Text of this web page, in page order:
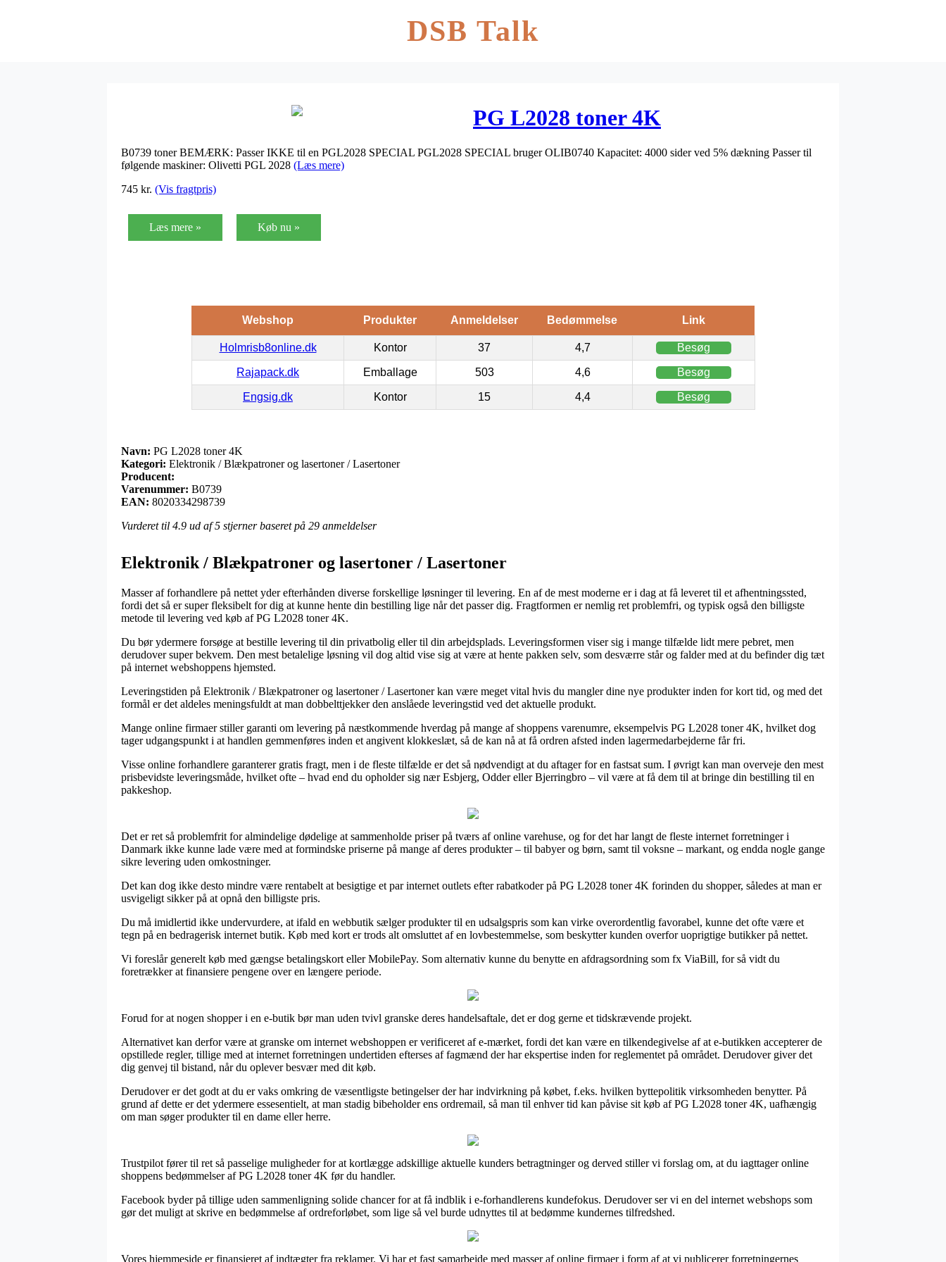
DSB Talk
PG L2028 toner 4K
B0739 toner BEMÆRK: Passer IKKE til en PGL2028 SPECIAL PGL2028 SPECIAL bruger OLIB0740 Kapacitet: 4000 sider ved 5% dækning Passer til
følgende maskiner: Olivetti PGL 2028 (Læs mere)
745 kr. (Vis fragtpris)
Læs mere » Køb nu »
Webshop Produkter Anmeldelser Bedømmelse Link
Holmrisb8online.dk Kontor 37 4,7 Besøg
Rajapack.dk Emballage 503 4,6 Besøg
Engsig.dk Kontor 15 4,4 Besøg
Navn: PG L2028 toner 4K
Kategori: Elektronik / Blækpatroner og lasertoner / Lasertoner
Producent:
Varenummer: B0739
EAN: 8020334298739
Vurderet til 4.9 ud af 5 stjerner baseret på 29 anmeldelser
Elektronik / Blækpatroner og lasertoner / Lasertoner
Masser af forhandlere på nettet yder efterhånden diverse forskellige løsninger til levering. En af de mest moderne er i dag at få leveret til et afhentningssted,
fordi det så er super fleksibelt for dig at kunne hente din bestilling lige når det passer dig. Fragtformen er nemlig ret problemfri, og typisk også den billigste
metode til levering ved køb af PG L2028 toner 4K.
Du bør ydermere forsøge at bestille levering til din privatbolig eller til din arbejdsplads. Leveringsformen viser sig i mange tilfælde lidt mere pebret, men
derudover super bekvem. Den mest betalelige løsning vil dog altid vise sig at være at hente pakken selv, som desværre står og falder med at du befinder dig tæt
på internet webshoppens hjemsted.
Leveringstiden på Elektronik / Blækpatroner og lasertoner / Lasertoner kan være meget vital hvis du mangler dine nye produkter inden for kort tid, og med det
formål er det aldeles meningsfuldt at man dobbelttjekker den anslåede leveringstid ved det aktuelle produkt.
Mange online firmaer stiller garanti om levering på næstkommende hverdag på mange af shoppens varenumre, eksempelvis PG L2028 toner 4K, hvilket dog
tager udgangspunkt i at handlen gemmenføres inden et angivent klokkeslæt, så de kan nå at få ordren afsted inden lagermedarbejderne får fri.
Visse online forhandlere garanterer gratis fragt, men i de fleste tilfælde er det så nødvendigt at du aftager for en fastsat sum. I øvrigt kan man overveje den mest
prisbevidste leveringsmåde, hvilket ofte – hvad end du opholder sig nær Esbjerg, Odder eller Bjerringbro – vil være at få dem til at bringe din bestilling til en
pakkeshop.
Det er ret så problemfrit for almindelige dødelige at sammenholde priser på tværs af online varehuse, og for det har langt de fleste internet forretninger i
Danmark ikke kunne lade være med at formindske priserne på mange af deres produkter – til babyer og børn, samt til voksne – markant, og endda nogle gange
sikre levering uden omkostninger.
Det kan dog ikke desto mindre være rentabelt at besigtige et par internet outlets efter rabatkoder på PG L2028 toner 4K forinden du shopper, således at man er
usvigeligt sikker på at opnå den billigste pris.
Du må imidlertid ikke undervurdere, at ifald en webbutik sælger produkter til en udsalgspris som kan virke overordentlig favorabel, kunne det ofte være et
tegn på en bedragerisk internet butik. Køb med kort er trods alt omsluttet af en lovbestemmelse, som beskytter kunden overfor uoprigtige butikker på nettet.
Vi foreslår generelt køb med gængse betalingskort eller MobilePay. Som alternativ kunne du benytte en afdragsordning som fx ViaBill, for så vidt du
foretrækker at finansiere pengene over en længere periode.
Forud for at nogen shopper i en e-butik bør man uden tvivl granske deres handelsaftale, det er dog gerne et tidskrævende projekt.
Alternativet kan derfor være at granske om internet webshoppen er verificeret af e-mærket, fordi det kan være en tilkendegivelse af at e-butikken accepterer de
opstillede regler, tillige med at internet forretningen undertiden efterses af fagmænd der har ekspertise inden for reglementet på området. Derudover giver det
dig genvej til bistand, når du oplever besvær med dit køb.
Derudover er det godt at du er vaks omkring de væsentligste betingelser der har indvirkning på købet, f.eks. hvilken byttepolitik virksomheden benytter. På
grund af dette er det ydermere essesentielt, at man stadig bibeholder ens ordremail, så man til enhver tid kan påvise sit køb af PG L2028 toner 4K, uafhængig
om man søger produkter til en dame eller herre.
Trustpilot fører til ret så passelige muligheder for at kortlægge adskillige aktuelle kunders betragtninger og derved stiller vi forslag om, at du iagttager online
shoppens bedømmelser af PG L2028 toner 4K før du handler.
Facebook byder på tillige uden sammenligning solide chancer for at få indblik i e-forhandlerens kundefokus. Derudover ser vi en del internet webshops som
gør det muligt at skrive en bedømmelse af ordreforløbet, som lige så vel burde udnyttes til at bedømme kundernes tilfredshed.
Vores hjemmeside er finansieret af indtægter fra reklamer. Vi har et fast samarbejde med masser af online firmaer i form af at vi publicerer forretningernes